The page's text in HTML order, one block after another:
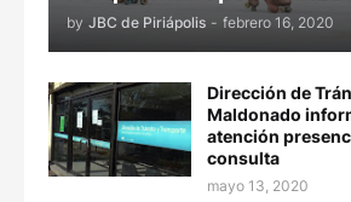
by JBC de Piriápolis - febrero 16, 2020
Dirección de
Maldonado
atención
consulta
mayo 13, 2020